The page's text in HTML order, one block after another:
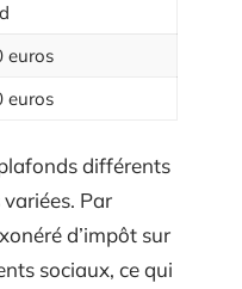
euros
euros
différents
Par
d’impôt sur
sociaux, ce qui